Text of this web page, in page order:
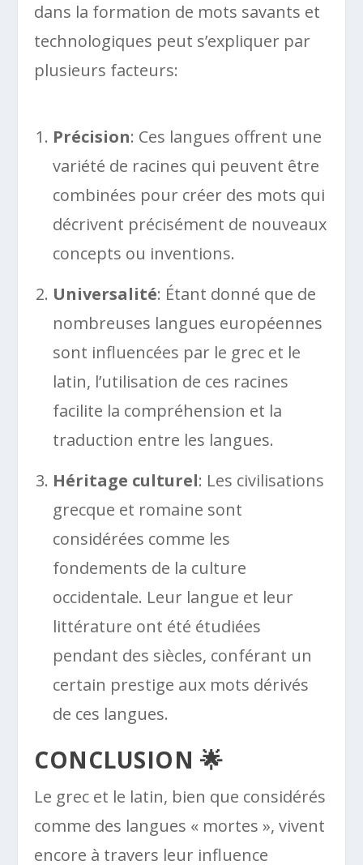
dans la formation de mots savants et
technologiques peut s’expliquer par
plusieurs facteurs:
Précision: Ces langues offrent une
variété de racines qui peuvent être
combinées pour créer des mots qui
décrivent précisément de nouveaux
concepts ou inventions.
Universalité: Étant donné que de
nombreuses langues européennes
sont influencées par le grec et le
latin, l’utilisation de ces racines
facilite la compréhension et la
traduction entre les langues.
Héritage culturel: Les civilisations
grecque et romaine sont
considérées comme les
fondements de la culture
occidentale. Leur langue et leur
littérature ont été étudiées
pendant des siècles, conférant un
certain prestige aux mots dérivés
de ces langues.
CONCLUSION 🌟
Le grec et le latin, bien que considérés
comme des langues « mortes », vivent
encore à travers leur influence